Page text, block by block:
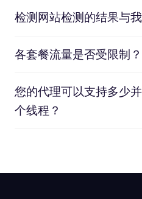
检测网站检测的结果与
各套餐流量是否受限制？
您的代理可以支持多少
个线程？